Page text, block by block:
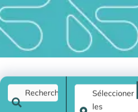
Séleccioner
les